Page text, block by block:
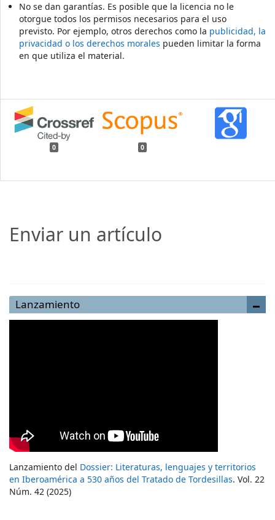
No se dan garantías. Es posible que la licencia no le
otorgue todos los permisos necesarios para el uso
previsto. Por ejemplo, otros derechos como la publicidad, la
privacidad o los derechos morales pueden limitar la forma
en que utiliza el material.
0 0
Enviar un artículo
Lanzamiento
Lanzamiento del Dossier: Literaturas, lenguajes y territorios
en Iberoamérica a 530 años del Tratado de Tordesillas. Vol. 22
Núm. 42 (2025)